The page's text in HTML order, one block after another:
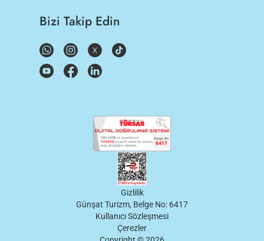
Bizi Takip Edin
Gizlilik
Günşat Turizm, Belge No: 6417
Kullanıcı Sözleşmesi
Çerezler